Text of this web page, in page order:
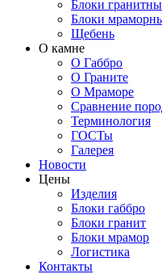
Блоки
Блоки
Щебень
О камне
О Габбро
О Граните
О Мраморе
Сравнение
Терминология
ГОСТы
Галерея
Новости
Цены
Изделия
Блоки габбро
Блоки гранит
Блоки мрамор
Логистика
Контакты